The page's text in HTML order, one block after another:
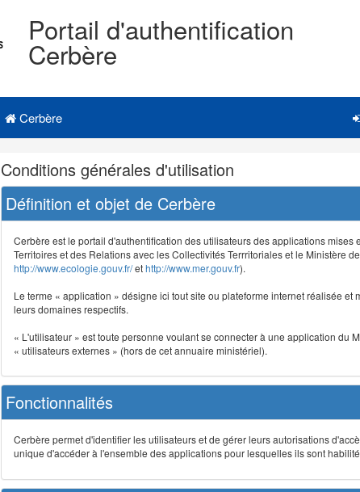
Portail d'authentification
Cerbère
Cerbère
Navigation
et
outils
annexes
Conditions générales d'utilisation
Définition et objet de Cerbère
Cerbère est le portail d'authentification des utilisateurs des applications
Territoires et des Relations avec les Collectivités Terrritoriales et le Ministère
http://www.ecologie.gouv.fr/ethttp://www.mer.gouv.fr).
Le terme « application » désigne ici tout site ou plateforme internet réalisée
leurs domaines respectifs.
« L'utilisateur » est toute personne voulant se connecter à une application du
« utilisateurs externes » (hors de cet annuaire ministériel).
Fonctionnalités
Cerbère permet d'identifier les utilisateurs et de gérer leurs autorisations
unique d'accéder à l'ensemble des applications pour lesquelles ils sont